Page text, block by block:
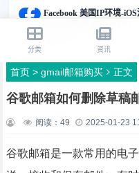
首页> gmail邮箱购买 正文
谷歌邮箱如何删除草稿
阅读： 49 2025-01-23
谷歌邮箱是一款常用的电